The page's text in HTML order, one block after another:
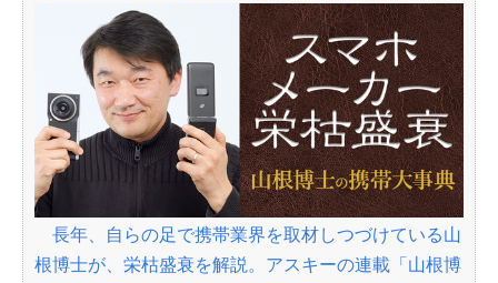
長年、自らの足で携帯業界を取材しつづけている山
根博士が、栄枯盛衰を解説。アスキーの連載「山根博